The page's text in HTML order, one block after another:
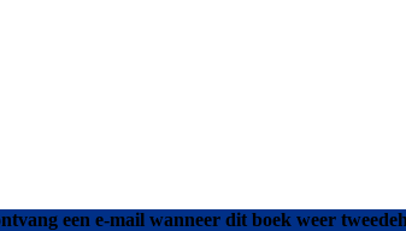
een e-mail wanneer dit boek weer